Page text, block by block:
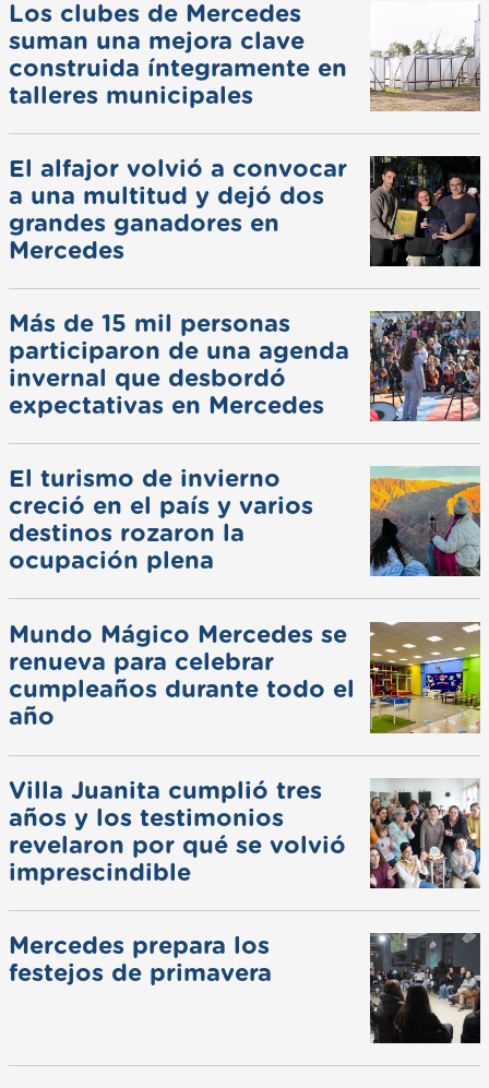
Los clubes de Mercedes
suman una mejora clave
construida íntegramente en
talleres municipales
El alfajor volvió a convocar
a una multitud y dejó dos
grandes ganadores en
Mercedes
Más de 15 mil personas
participaron de una agenda
invernal que desbordó
expectativas en Mercedes
El turismo de invierno
creció en el país y varios
destinos rozaron la
ocupación plena
Mundo Mágico Mercedes se
renueva para celebrar
cumpleaños durante todo el
año
Villa Juanita cumplió tres
años y los testimonios
revelaron por qué se volvió
imprescindible
Mercedes prepara los
festejos de primavera